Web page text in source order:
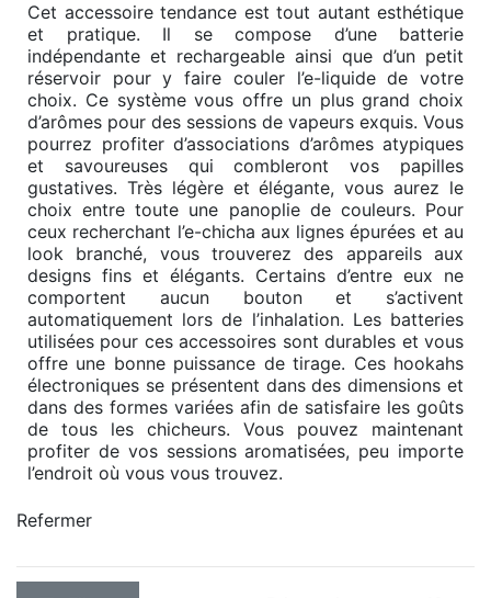
Cet accessoire tendance est tout autant esthétique
et pratique. Il se compose d’une batterie
indépendante et rechargeable ainsi que d’un petit
réservoir pour y faire couler l’e-liquide de votre
choix. Ce système vous offre un plus grand choix
d’arômes pour des sessions de vapeurs exquis. Vous
pourrez profiter d’associations d’arômes atypiques
et savoureuses qui combleront vos papilles
gustatives. Très légère et élégante, vous aurez le
choix entre toute une panoplie de couleurs. Pour
ceux recherchant l’e-chicha aux lignes épurées et au
look branché, vous trouverez des appareils aux
designs fins et élégants. Certains d’entre eux ne
comportent aucun bouton et s’activent
automatiquement lors de l’inhalation. Les batteries
utilisées pour ces accessoires sont durables et vous
offre une bonne puissance de tirage. Ces hookahs
électroniques se présentent dans des dimensions et
dans des formes variées afin de satisfaire les goûts
de tous les chicheurs. Vous pouvez maintenant
profiter de vos sessions aromatisées, peu importe
l’endroit où vous vous trouvez.
Refermer